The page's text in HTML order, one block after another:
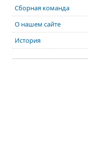
Сборная команда
О нашем сайте
История